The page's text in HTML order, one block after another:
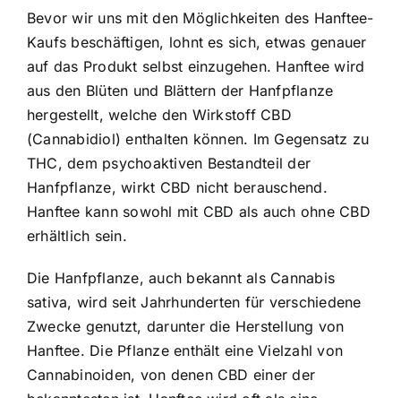
Bevor wir uns mit den Möglichkeiten des Hanftee-
Kaufs beschäftigen, lohnt es sich, etwas genauer
auf das Produkt selbst einzugehen. Hanftee wird
aus den Blüten und Blättern der Hanfpflanze
hergestellt, welche den Wirkstoff CBD
(Cannabidiol) enthalten können. Im Gegensatz zu
THC, dem psychoaktiven Bestandteil der
Hanfpflanze, wirkt CBD nicht berauschend.
Hanftee kann sowohl mit CBD als auch ohne CBD
erhältlich sein.
Die Hanfpflanze, auch bekannt als Cannabis
sativa, wird seit Jahrhunderten für verschiedene
Zwecke genutzt, darunter die Herstellung von
Hanftee. Die Pflanze enthält eine Vielzahl von
Cannabinoiden, von denen CBD einer der